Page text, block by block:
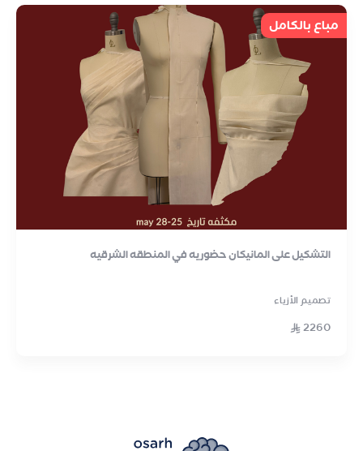
مباع بالكامل
التشكيل على المانيكان حضوريه في المنطقه الشرقيه
تصميم الأزياء
2260